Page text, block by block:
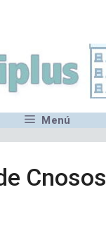
Menú
Cnosos